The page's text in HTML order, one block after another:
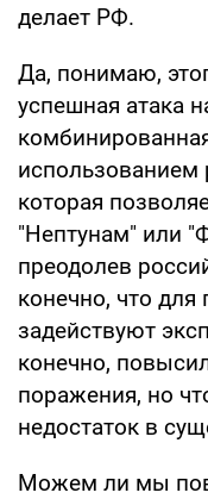
делает РФ.
Да, понимаю,
успешная атака
использованием
которая
"Нептунам" или
преодолев
конечно, что для
задействуют
конечно,
поражения, но
недостаток в
Можем ли мы